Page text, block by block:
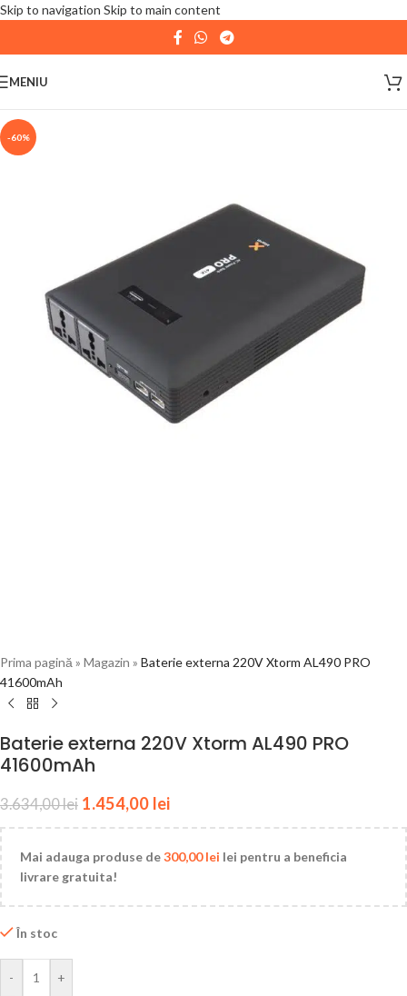
Skip to navigation Skip to main content
| 📦 Program livrari|In perioada11 August - 18
August,
MENIU
-60%
Prima pagină » Magazin » Baterie externa 220V Xtorm AL490 PRO
41600mAh
Baterie externa 220V Xtorm AL490 PRO
41600mAh
3.634,00lei 1.454,00 lei
Mai adauga produse de300,00lei lei pentru a beneficia
livrare gratuita!
În stoc
- +